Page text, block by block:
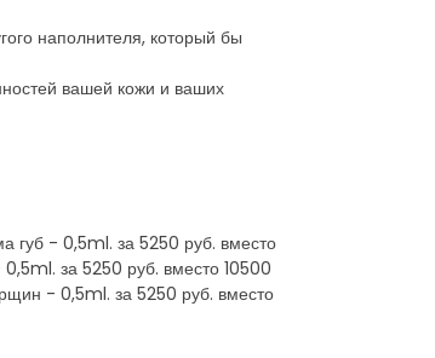
наполнителя, который бы
вашей кожи и ваших
губ - 0,5ml. за 5250 руб. вместо
за 5250 руб. вместо 10500
- 0,5ml. за 5250 руб. вместо